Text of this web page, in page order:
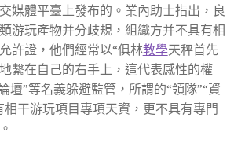
媒體平臺上發布的。業內助士指出，良
游玩產物并分歧規，組織方并不具有相
許證，他們經常以“俱林教學天秤首先
繫在自己的右手上，這代表感性的權
壇”等名義躲避監管，所謂的“領隊”“資
相干游玩項目專項天資，更不具有專門